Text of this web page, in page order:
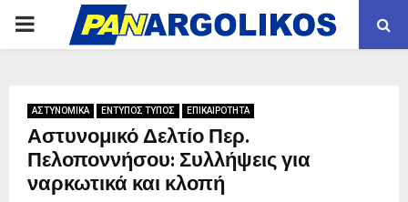
PRIMARY
ΑΣΤΥΝΟΜΙΚΑ ΕΝΤΥΠΟΣ ΤΥΠΟΣ ΕΠΙΚΑΙΡΟΤΗΤΑ
Αστυνομικό Δελτίο Περ.
Πελοποννήσου: Συλλήψεις για
ναρκωτικά και κλοπή